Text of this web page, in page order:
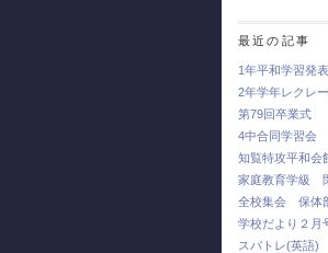
最近の記事
1年平和学習発
2年学年レクレ
第79回卒業式
4中合同学習会
知覧特攻平和会
家庭教育学級
全校集会 保体
学校だより２月
スパトレ(英語)